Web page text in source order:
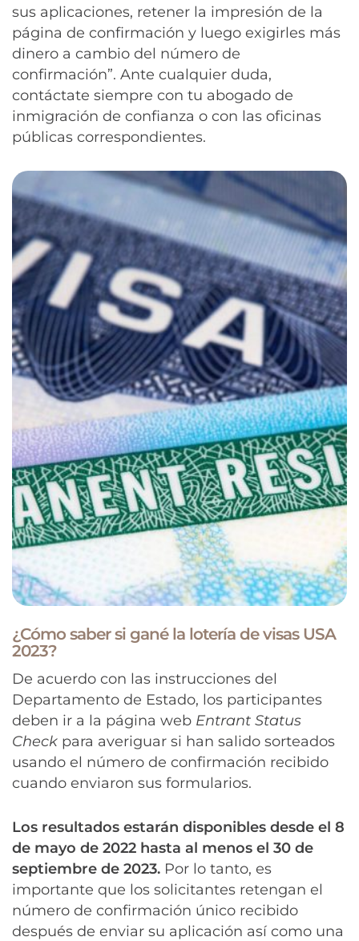
sus aplicaciones, retener la impresión de la
página de confirmación y luego exigirles más
dinero a cambio del número de
confirmación”. Ante cualquier duda,
contáctate siempre con tu abogado de
inmigración de confianza o con las oficinas
públicas correspondientes.
¿Cómo saber si gané la lotería de visas USA
2023?
De acuerdo con las instrucciones del
Departamento de Estado, los participantes
deben ir a la página web Entrant Status
Check para averiguar si han salido sorteados
usando el número de confirmación recibido
cuando enviaron sus formularios.
Los resultados estarán disponibles desde el 8
de mayo de 2022 hasta al menos el 30 de
septiembre de 2023. Por lo tanto, es
importante que los solicitantes retengan el
número de confirmación único recibido
después de enviar su aplicación así como una